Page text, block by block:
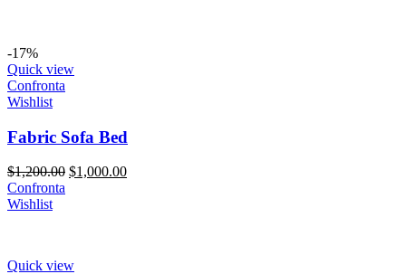
-17%
Quick view
Confronta
Wishlist
Fabric Sofa Bed
$1,200.00 $1,000.00
Confronta
Wishlist
Quick view